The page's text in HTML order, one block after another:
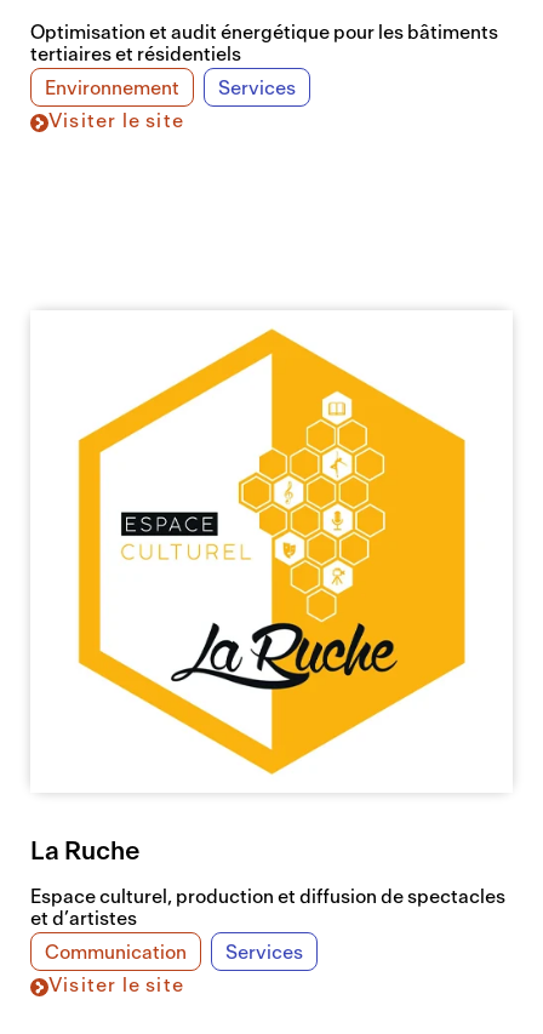
Optimisation et audit énergétique pour les bâtiments
tertiaires et résidentiels
Environnement
Services
Visiter le site
La Ruche
Espace culturel, production et diffusion de spectacles
et d’artistes
Communication
Services
Visiter le site